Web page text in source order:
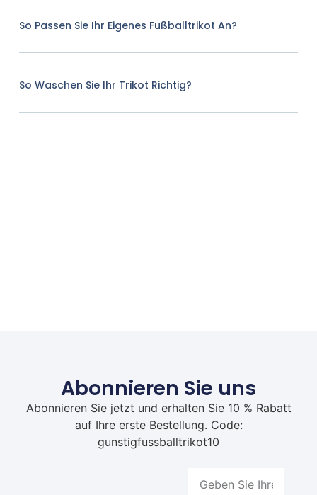
So Passen Sie Ihr Eigenes Fußballtrikot An?
So Waschen Sie Ihr Trikot Richtig?
Abonnieren Sie uns
Abonnieren Sie jetzt und erhalten Sie 10 % Rabatt
auf Ihre erste Bestellung. Code:
gunstigfussballtrikot10